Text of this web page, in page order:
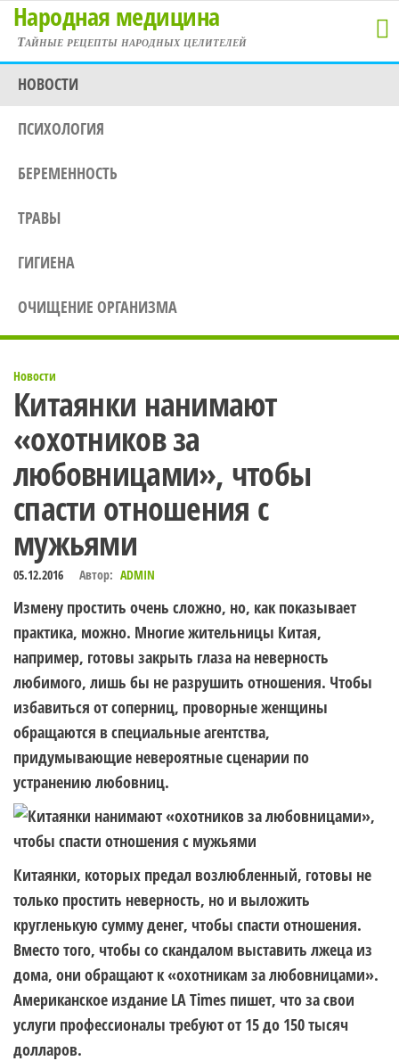
Перейти
содержимому
Народная медицина
Тайные рецепты народных целителей
НОВОСТИ
ПСИХОЛОГИЯ
БЕРЕМЕННОСТЬ
ТРАВЫ
ГИГИЕНА
ОЧИЩЕНИЕ ОРГАНИЗМА
Новости
Китаянки нанимают
«охотников за
любовницами», чтобы
спасти отношения с
мужьями
05.12.2016 Автор: ADMIN
Измену простить очень сложно, но, как показывает
практика, можно. Многие жительницы Китая,
например, готовы закрыть глаза на неверность
любимого, лишь бы не разрушить отношения. Чтобы
избавиться от соперниц, проворные женщины
обращаются в специальные агентства,
придумывающие невероятные сценарии по
устранению любовниц.
Китаянки, которых предал возлюбленный, готовы не
только простить неверность, но и выложить
кругленькую сумму денег, чтобы спасти отношения.
Вместо того, чтобы со скандалом выставить лжеца из
дома, они обращают к «охотникам за любовницами».
Американское издание LA Times пишет, что за свои
услуги профессионалы требуют от 15 до 150 тысяч
долларов.